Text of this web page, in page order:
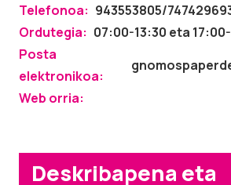
Telefonoa: 943553805/
Ordutegia: 07:00-13:30 eta
Posta
elektronikoa:
Web orria:
Deskribapena eta